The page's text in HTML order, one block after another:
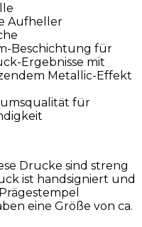
Aufheller
Beschichtung für
Ergebnisse mit
Metallic-Effekt
für
Drucke sind streng
ist handsigniert und
eine Größe von ca.